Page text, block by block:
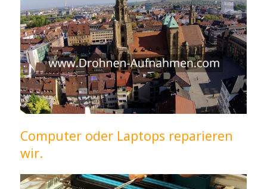
Computer oder Laptops reparieren
wir.